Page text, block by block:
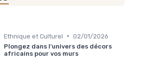
Ethnique et Culturel • 02/01/2026
Plongez dans l'univers des décors
africains pour vos murs